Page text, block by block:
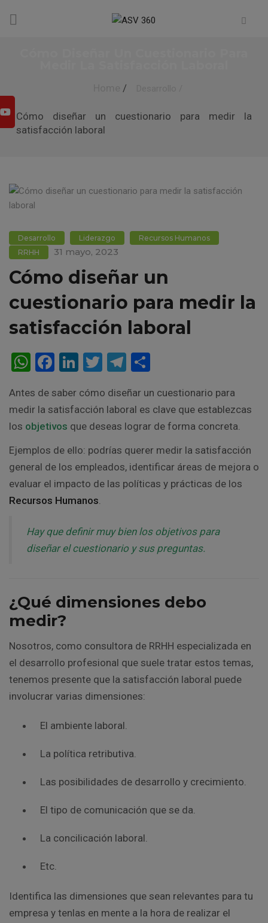
/
Cómo diseñar un cuestionario para medir la
satisfacción laboral
Desarrollo Liderazgo
Recursos Humanos
RRHH
31 mayo, 2023
Cómo diseñar un
cuestionario para medir la
satisfacción laboral
W
at
s
A
p
p
F
ce
b
o
k
Li
ke
dI
T
tt
er
T
e
gr
a
m
m
p
tir
Antes de saber cómo diseñar un cuestionario para
medir la satisfacción laboral es clave que establezcas
los objetivos que deseas lograr de forma concreta.
Ejemplos de ello: podrías querer medir la satisfacción
general de los empleados, identificar áreas de mejora o
evaluar el impacto de las políticas y prácticas de los
Recursos Humanos.
Hay que definir muy bien los objetivos para
diseñar el cuestionario y sus preguntas.
¿Qué dimensiones debo
medir?
Nosotros, como consultora de RRHH especializada en
el desarrollo profesional que suele tratar estos temas,
tenemos presente que la satisfacción laboral puede
involucrar varias dimensiones:
El ambiente laboral.
La política retributiva.
Las posibilidades de desarrollo y crecimiento.
El tipo de comunicación que se da.
La concilicación laboral.
Etc.
Identifica las dimensiones que sean relevantes para tu
empresa y tenlas en mente a la hora de realizar el